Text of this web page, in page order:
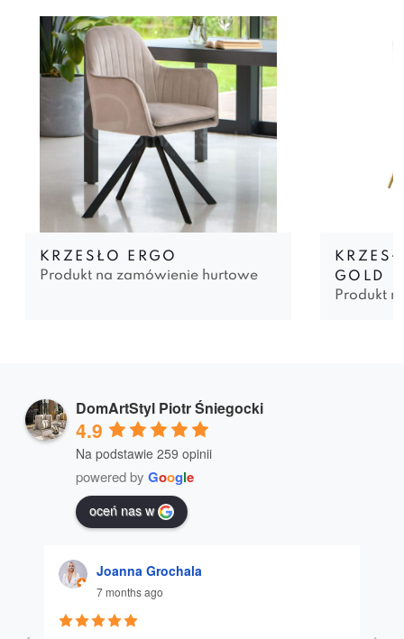
KRZESŁO ERGO
Produkt na zamówienie hurtowe
GOLD
Produkt
DomArtStyl Piotr Śniegocki
4.9
Na podstawie 259 opinii
powered by Google
oceń nas w
Joanna Grochala
7 months ago